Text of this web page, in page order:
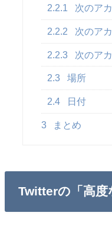
2.2.1 次のア
2.2.2 次のア
2.2.3 次のア
2.3 場所
2.4 日付
3 まとめ
Twitterの「高度